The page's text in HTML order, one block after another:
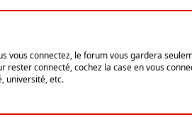
vous connectez, le forum vous gardera
connecté, cochez la case en vous
université, etc.